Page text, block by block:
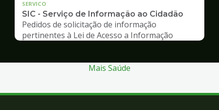
SERVICO
SIC - Serviço de Informação ao Cidadão
Pedidos de solicitação de informação
pertinentes à Lei de Acesso a Informação
Mais Saúde